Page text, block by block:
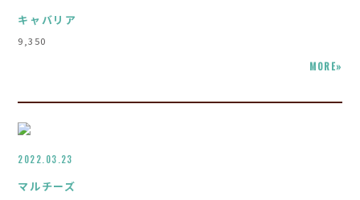
キャバリア
9,350
MORE»
2022.03.23
マルチーズ